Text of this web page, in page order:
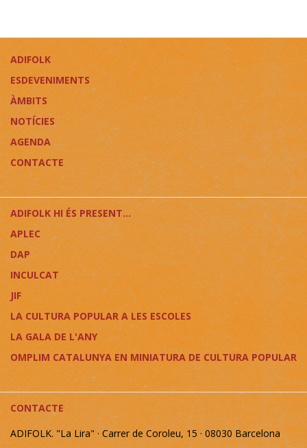
ADIFOLK
ESDEVENIMENTS
ÀMBITS
NOTÍCIES
AGENDA
CONTACTE
ADIFOLK HI ÉS PRESENT...
APLEC
DAP
INCULCAT
JIF
LA CULTURA POPULAR A LES ESCOLES
LA GALA DE L'ANY
OMPLIM CATALUNYA EN MINIATURA DE CULTURA POPULAR
CONTACTE
ADIFOLK. "La Lira" · Carrer de Coroleu, 15 · 08030 Barcelona